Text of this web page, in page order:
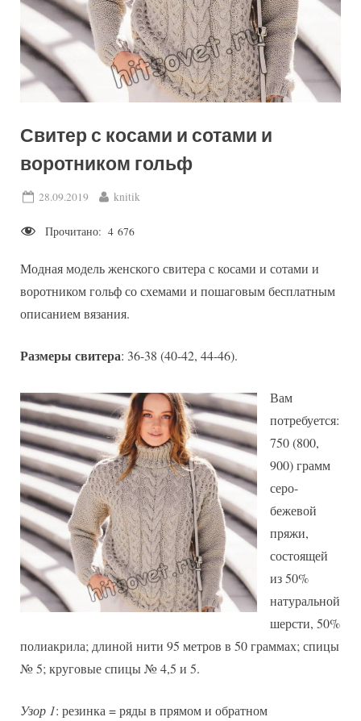
Свитер с косами и сотами и
воротником гольф
Posted
28.09.2019 By
knitik
Прочитано: 4 676
Модная модель женского свитера с косами и сотами и
воротником гольф со схемами и пошаговым бесплатным
описанием вязания.
Размеры свитера: 36-38 (40-42, 44-46).
Вам
потребуется:
750 (800,
900) грамм
серо-
бежевой
пряжи,
состоящей
из 50%
натуральной
шерсти, 50%
полиакрила; длиной нити 95 метров в 50 граммах; спицы
№ 5; круговые спицы № 4,5 и 5.
Узор 1: резинка = ряды в прямом и обратном